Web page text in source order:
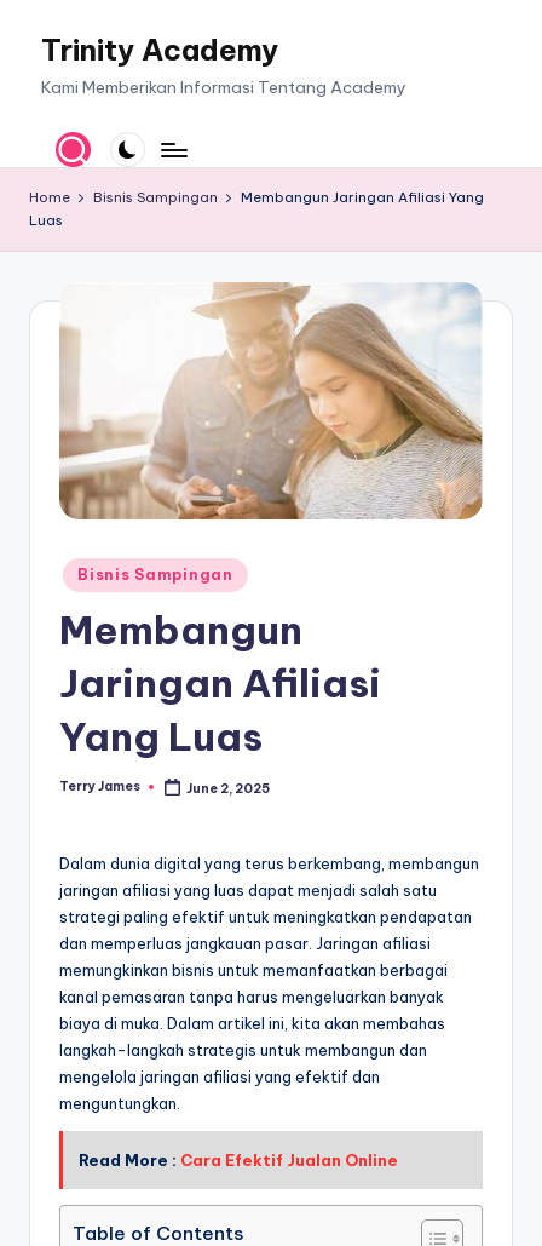
Trinity Academy
Kami Memberikan Informasi Tentang Academy
Home Bisnis Sampingan
Membangun Jaringan Afiliasi Yang
Luas
Posted
in
Bisnis Sampingan
Membangun
Jaringan Afiliasi
Yang Luas
Posted
Terry James June 2, 2025
Dalam dunia digital yang terus berkembang, membangun
jaringan afiliasi yang luas dapat menjadi salah satu
strategi paling efektif untuk meningkatkan pendapatan
dan memperluas jangkauan pasar. Jaringan afiliasi
memungkinkan bisnis untuk memanfaatkan berbagai
kanal pemasaran tanpa harus mengeluarkan banyak
biaya di muka. Dalam artikel ini, kita akan membahas
langkah-langkah strategis untuk membangun dan
mengelola jaringan afiliasi yang efektif dan
menguntungkan.
Read More : Cara Efektif Jualan Online
Table of Contents